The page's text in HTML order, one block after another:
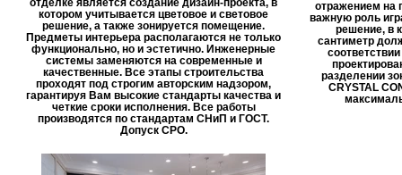
котором учитывается цветовое и световое
решение, а также зонируется помещение.
Предметы интерьера располагаются не только
функционально, но и эстетично. Инженерные
системы заменяются на современные и
качественные. Все этапы строительства
проходят под строгим авторским надзором,
гарантируя Вам высокие стандарты качества и
четкие сроки исполнения. Все работы
производятся по стандартам СНиП и ГОСТ.
Допуск СРО.
отражением на
важную роль
решение, в
сантиметр
разделении
CRYSTAL